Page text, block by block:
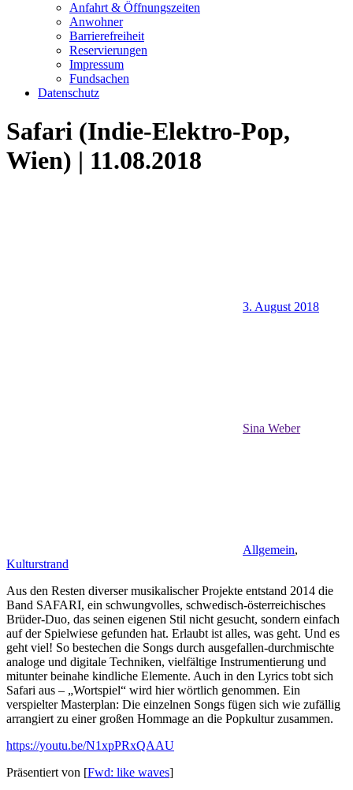
Anfahrt & Öffnungszeiten
Anwohner
Barrierefreiheit
Reservierungen
Impressum
Fundsachen
Datenschutz
Safari (Indie-Elektro-Pop,
Wien) | 11.08.2018
3. August 2018
Sina Weber
Allgemein,
Kulturstrand
Aus den Resten diverser musikalischer Projekte entstand 2014 die
Band SAFARI, ein schwungvolles, schwedisch-österreichisches
Brüder-Duo, das seinen eigenen Stil nicht gesucht, sondern einfach
auf der Spielwiese gefunden hat. Erlaubt ist alles, was geht. Und es
geht viel! So bestechen die Songs durch ausgefallen-durchmischte
analoge und digitale Techniken, vielfältige Instrumentierung und
mitunter beinahe kindliche Elemente. Auch in den Lyrics tobt sich
Safari aus – „Wortspiel“ wird hier wörtlich genommen. Ein
verspielter Masterplan: Die einzelnen Songs fügen sich wie zufällig
arrangiert zu einer großen Hommage an die Popkultur zusammen.
https://youtu.be/N1xpPRxQAAU
Präsentiert von [Fwd: like waves]